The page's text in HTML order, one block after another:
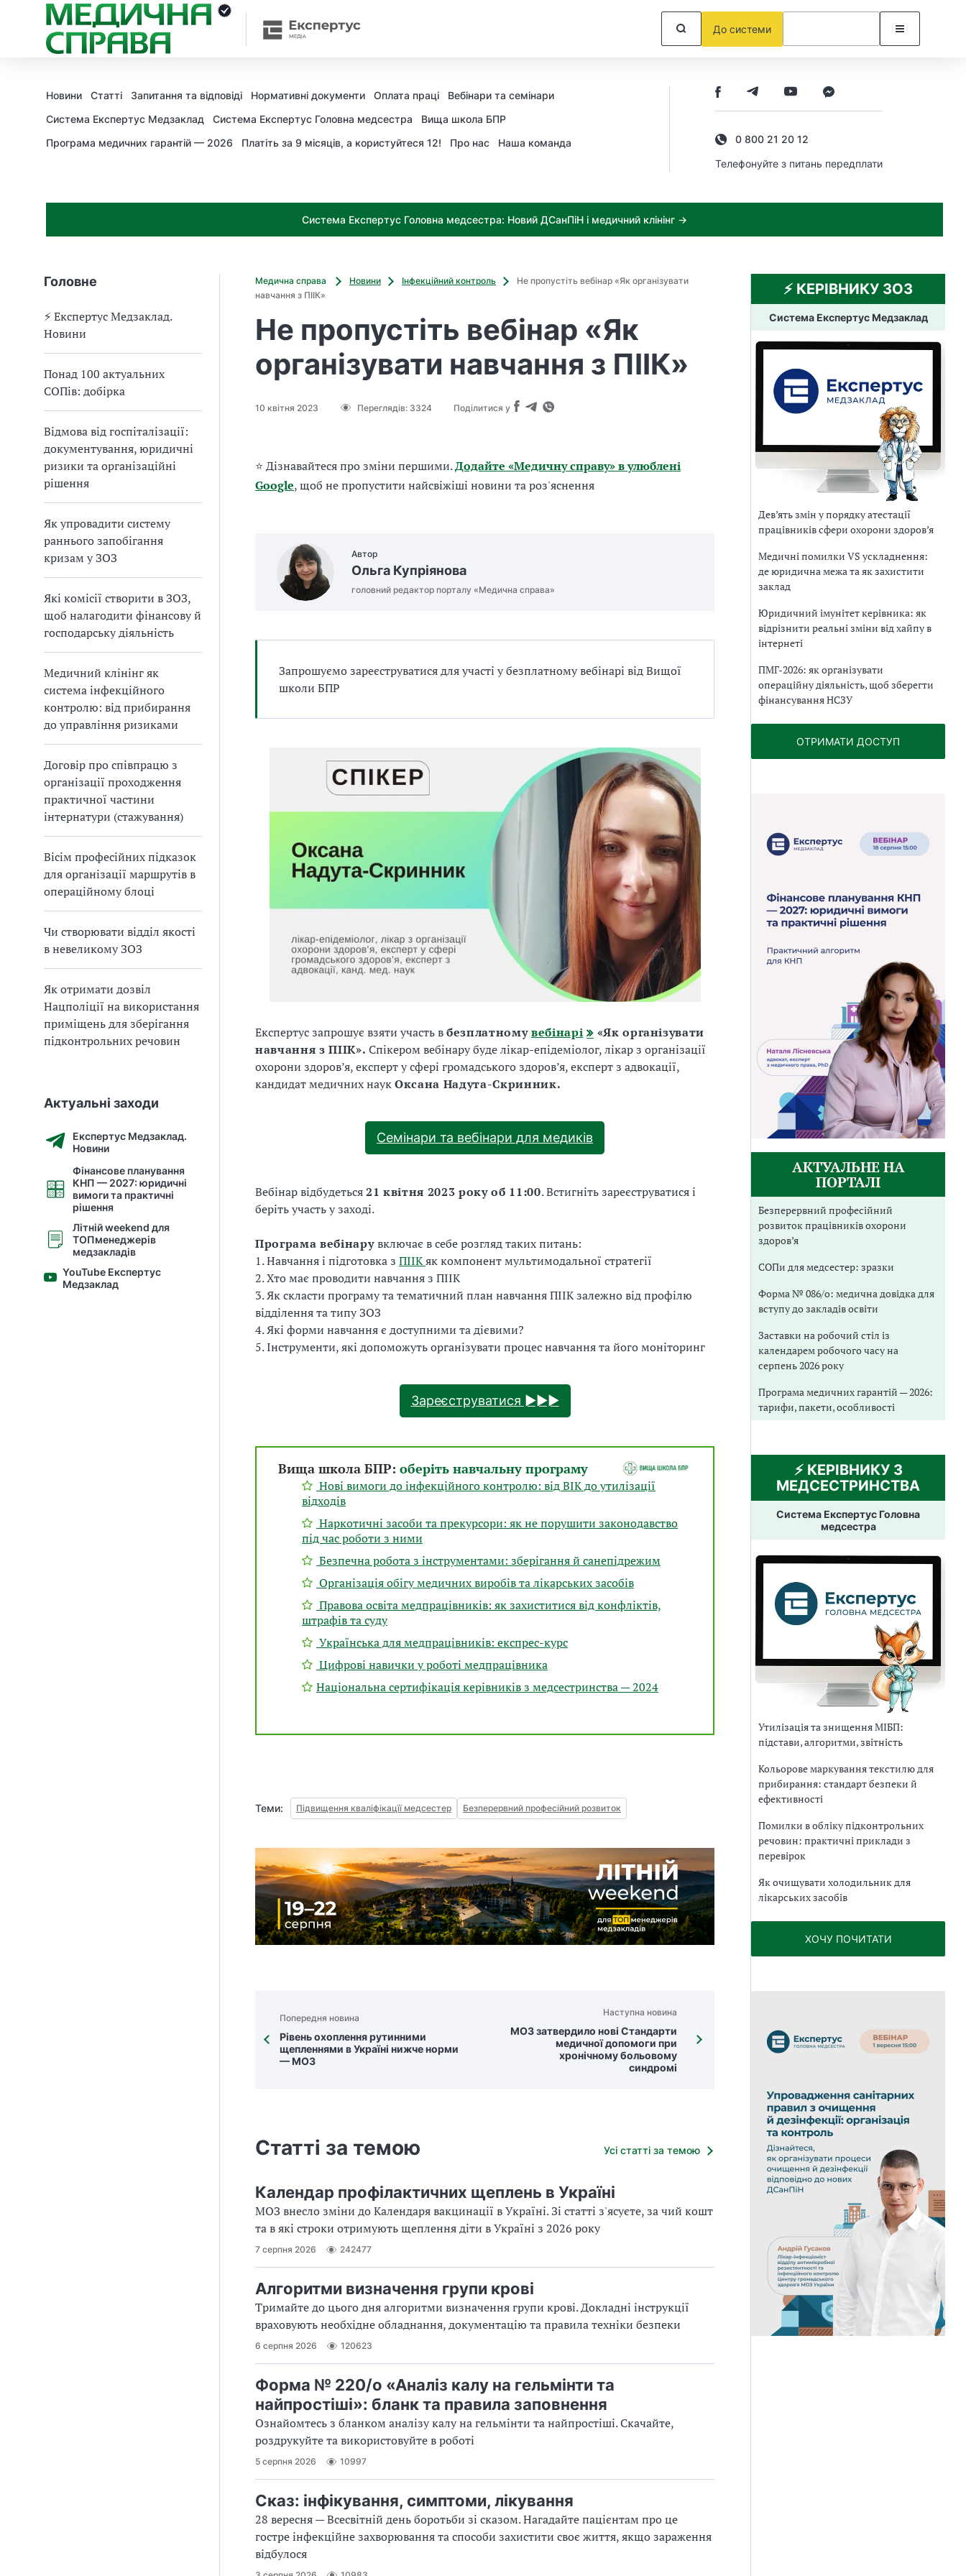
До системи
Новини Статті Запитання та відповіді Нормативні документи Оплата праці
Вебінари та семінари
Система Експертус Медзаклад
Система Експертус Головна медсестра
Вища школа БПР
Програма медичних гарантій — 2026
Платіть за 9 місяців, а користуйтеся 12! Про нас Наша команда
0 800 21 20 12
Телефонуйте з питань передплати
Система Експертус Головна медсестра: Новий ДСанПіН і медичний клінінг →
Головне
⚡️ Експертус Медзаклад.
Новини
Понад 100 актуальних
СОПів: добірка
Відмова від госпіталізації:
документування, юридичні
ризики та організаційні
рішення
Як упровадити систему
раннього запобігання
кризам у ЗОЗ
Які комісії створити в ЗОЗ,
щоб налагодити фінансову й
господарську діяльність
Медичний клінінг як
система інфекційного
контролю: від прибирання
до управління ризиками
Договір про співпрацю з
організації проходження
практичної частини
інтернатури (стажування)
Вісім професійних підказок
для організації маршрутів в
операційному блоці
Чи створювати відділ якості
в невеликому ЗОЗ
Як отримати дозвіл
Нацполіції на використання
приміщень для зберігання
підконтрольних речовин
Актуальні заходи
Експертус Медзаклад.
Новини
Фінансове планування
КНП — 2027: юридичні
вимоги та практичні
рішення
Літній weekend для
ТОПменеджерів
медзакладів
YouTube Експертус
Медзаклад
Медична справа Новини Інфекційний контроль
Не пропустіть вебінар «Як організувати
навчання з ПІІК»
Не пропустіть вебінар «Як
організувати навчання з ПІІК»
10 квітня 2023 Переглядів: 3324 Поділитися у
⭐ Дізнавайтеся про зміни першими.Додайте «Медичну справу» в улюблені
Google, щоб не пропустити найсвіжіші новини та роз'яснення
Автор
Ольга Купріянова
головний редактор порталу «Медична справа»
Запрошуємо зареєструватися для участі у безплатному вебінарі від Вищої
школи БПР
Експертус запрошує взяти участь вбезплатномувебінарі «Як організувати
навчання з ПІІК». Спікером вебінару буде лікар-епідеміолог, лікар з організації
охорони здоров’я, експерт у сфері громадського здоров’я, експерт з адвокації,
кандидат медичних наукОксана Надута-Скринник.
Семінари та вебінари для медиків
Вебінар відбудеться21 квітня 2023 року об 11:00. Встигніть зареєструватися і
беріть участь у заході.
Програма вебінарувключає в себе розгляд таких питань:
1. Навчання і підготовка з ПІІКяк компонент мультимодальної стратегії
2. Хто має проводити навчання з ПІІК
3. Як скласти програму та тематичний план навчання ПІІК залежно від профілю
відділення та типу ЗОЗ
4. Які форми навчання є доступними та дієвими?
5. Інструменти, які допоможуть організувати процес навчання та його моніторинг
Зареєструватися ►►►
Вища школа БПР: оберіть навчальну програму
Нові вимоги до інфекційного контролю: від ВІК до утилізації
відходів
Наркотичні засоби та прекурсори: як не порушити законодавство
під час роботи з ними
Безпечна робота з інструментами: зберігання й санепідрежим
Організація обігу медичних виробів та лікарських засобів
Правова освіта медпрацівників: як захиститися від конфліктів,
штрафів та суду
Українська для медпрацівників: експрес-курс
Цифрові навички у роботі медпрацівника
Національна сертифікація керівників з медсестринства — 2024
Теми: Підвищення кваліфікацїї медсестер Безперервний професійний розвиток
Попередня новина
Рівень охоплення рутинними
щепленнями в Україні нижче норми
— МОЗ
Наступна новина
МОЗ затвердило нові Стандарти
медичної допомоги при
хронічному больовому
синдромі
Статті за темою Усі статті за темою
Календар профілактичних щеплень в Україні
МОЗ внесло зміни до Календаря вакцинації в Україні. Зі статті з'ясуєте, за чий кошт
та в які строки отримують щеплення діти в Україні з 2026 року
7 серпня 2026 242477
Алгоритми визначення групи крові
Тримайте до цього дня алгоритми визначення групи крові. Докладні інструкції
враховують необхідне обладнання, документацію та правила техніки безпеки
6 серпня 2026 120623
Форма № 220/о «Аналіз калу на гельмінти та
найпростіші»: бланк та правила заповнення
Ознайомтесь з бланком аналізу калу на гельмінти та найпростіші. Скачайте,
роздрукуйте та використовуйте в роботі
5 серпня 2026 10997
Сказ: інфікування, симптоми, лікування
28 вересня — Всесвітній день боротьби зі сказом. Нагадайте пацієнтам про це
гостре інфекційне захворювання та способи захистити своє життя, якщо зараження
відбулося
⚡️ КЕРІВНИКУ ЗОЗ
Система Експертус Медзаклад
Дев’ять змін у порядку атестації
працівників сфери охорони здоров’я
Медичні помилки VS ускладнення:
де юридична межа та як захистити
заклад
Юридичний імунітет керівника: як
відрізнити реальні зміни від хайпу в
інтернеті
ПМГ-2026: як організувати
операційну діяльність, щоб зберегти
фінансування НСЗУ
ОТРИМАТИ ДОСТУП
АКТУАЛЬНЕ НА
ПОРТАЛІ
Безперервний професійний
розвиток працівників охорони
здоров’я
СОПи для медсестер: зразки
Форма № 086/о: медична довідка для
вступу до закладів освіти
Заставки на робочий стіл із
календарем робочого часу на
серпень 2026 року
Програма медичних гарантій — 2026:
тарифи, пакети, особливості
⚡️ КЕРІВНИКУ З
МЕДСЕСТРИНСТВА
Система Експертус Головна
медсестра
Утилізація та знищення МІБП:
підстави, алгоритми, звітність
Кольорове маркування текстилю для
прибирання: стандарт безпеки й
ефективності
Помилки в обліку підконтрольних
речовин: практичні приклади з
перевірок
Як очищувати холодильник для
лікарських засобів
ХОЧУ ПОЧИТАТИ